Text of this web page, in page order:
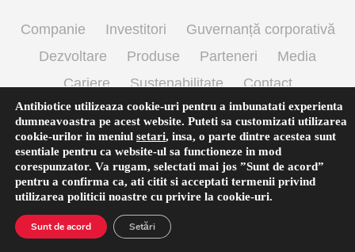
Companie Investitori
Guvernanță corporativă
Dezvoltare
Produse Parteneri
Media
Cariere
Sustenabilitate
Contact
Termeni si conditii de utilizare
Politica cookie
Prelucrarea datelor cu caracter personal
Antibiotice utilizeaza cookie-uri pentru a imbunatati experienta
dumneavoastra pe acest website. Puteti sa customizati utilizarea
cookie-urilor in meniul setari, insa, o parte dintre acestea sunt
esentiale pentru ca website-ul sa functioneze in mod
corespunzator. Va rugam, selectati mai jos ”Sunt de acord”
pentru a confirma ca, ati citit si acceptati termenii privind
utilizarea politicii noastre cu privire la cookie-uri.
Sunt de acord Setări
English(Engleză) Română